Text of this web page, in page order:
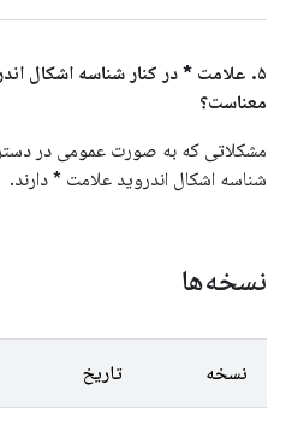
۵. علامت * در کنار شناسه اشکال اندروید در ستون
معناست؟
مشکلاتی که به صورت عمومی در
شناسه اشکال اندروید علامت * دارند.
نسخه‌ها
نسخه تاریخ